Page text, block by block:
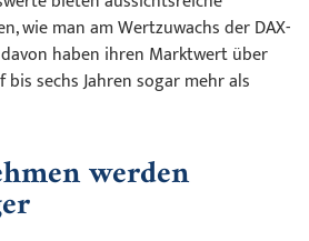
wie man am Wertzuwachs der DAX-
haben ihren Marktwert über
sechs Jahren sogar mehr als
werden